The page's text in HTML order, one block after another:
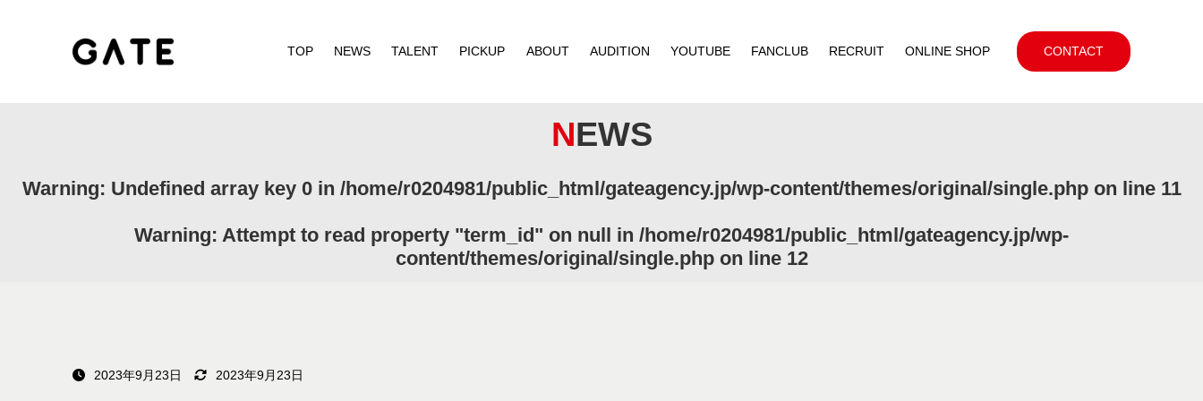
TOP NEWS TALENT PICKUP ABOUT AUDITION YOUTUBE FANCLUB RECRUIT ONLINE SHOP CONTACT
NEWS
Warning: Undefined array key 0 in /home/r0204981/public_html/gateagency.jp/wp-content/themes/original/single.phpon line 11
Warning: Attempt to read property "term_id" on null in /home/r0204981/public_html/gateagency.jp/wp-
content/themes/original/single.phpon line 12
2023年9月23日 2023年9月23日